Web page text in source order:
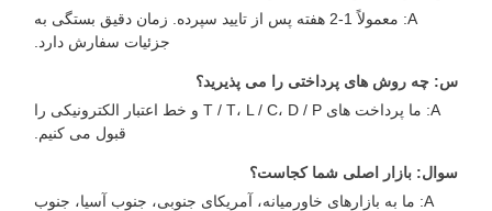
A: معمولاً 1-2 هفته پس از تایید سپرده. زمان دقیق بستگی به
جزئیات سفارش دارد.
س: چه روش های پرداختی را می پذیرید؟
A: ما پرداخت های T / T، L / C، D / P و خط اعتبار الکترونیکی را
قبول می کنیم.
سوال: بازار اصلی شما کجاست؟
A: ما به بازارهای خاورمیانه، آمریکای جنوبی، جنوب آسیا، جنوب